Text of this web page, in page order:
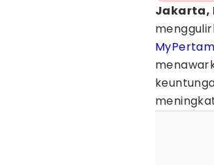
Jakarta,